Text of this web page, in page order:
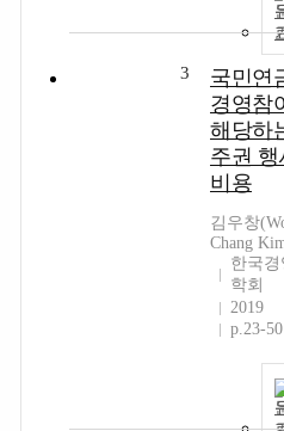
3
국민연
경영참
해당하
주권 행
비용
김우창
Chang
한국
학회
2019
p.23-50